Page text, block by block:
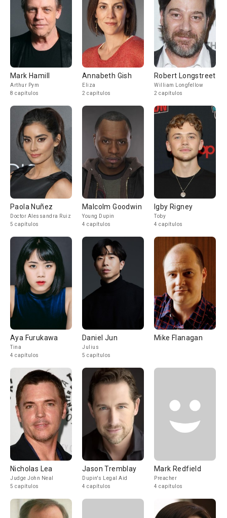
Mark Hamill
Arthur Pym
8 capítulos
Annabeth Gish
Eliza
2 capítulos
Robert Longstreet
William Longfellow
2 capítulos
Paola Nuñez
Doctor Alessandra Ruiz
5 capítulos
Malcolm Goodwin
Young Dupin
4 capítulos
Igby Rigney
Toby
4 capítulos
Aya Furukawa
Tina
4 capítulos
Daniel Jun
Julius
5 capítulos
Mike Flanagan
Nicholas Lea
Judge John Neal
5 capítulos
Jason Tremblay
Dupin's Legal Aid
4 capítulos
Mark Redfield
Preacher
4 capítulos